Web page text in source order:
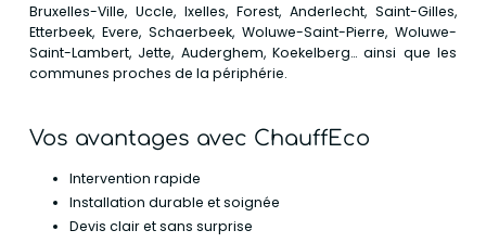
Bruxelles-Ville, Uccle, Ixelles, Forest, Anderlecht, Saint-Gilles,
Etterbeek, Evere, Schaerbeek, Woluwe-Saint-Pierre, Woluwe-
Saint-Lambert, Jette, Auderghem, Koekelberg… ainsi que les
communes proches de la périphérie.
Vos avantages avec ChauffEco
Intervention rapide
Installation durable et soignée
Devis clair et sans surprise